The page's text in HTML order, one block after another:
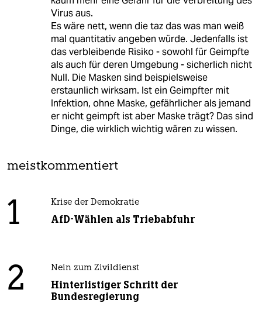
Virus aus.
Es wäre nett, wenn die taz das was man weiß
mal quantitativ angeben würde. Jedenfalls ist
das verbleibende Risiko - sowohl für Geimpfte
als auch für deren Umgebung - sicherlich nicht
Null. Die Masken sind beispielsweise
erstaunlich wirksam. Ist ein Geimpfter mit
Infektion, ohne Maske, gefährlicher als jemand
er nicht geimpft ist aber Maske trägt? Das sind
Dinge, die wirklich wichtig wären zu wissen.
meistkommentiert
1 Krise der Demokratie
AfD-Wählen als Triebabfuhr
2 Nein zum Zivildienst
Hinterlistiger Schritt der
Bundesregierung